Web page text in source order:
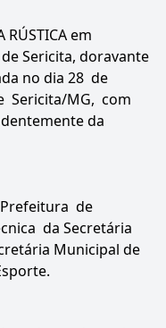
em
Sericita, doravante
no dia 28 de
Sericita/MG, com
da
de
da Secretária
Municipal de